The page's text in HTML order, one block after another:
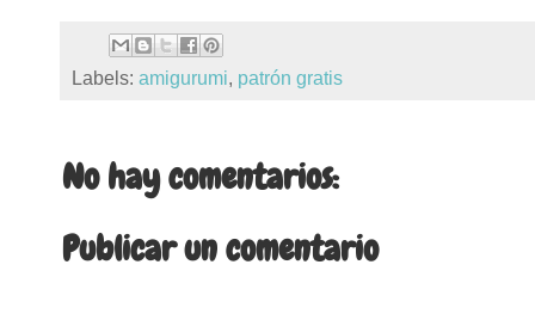
Labels: amigurumi, patrón gratis
No hay comentarios:
Publicar un comentario